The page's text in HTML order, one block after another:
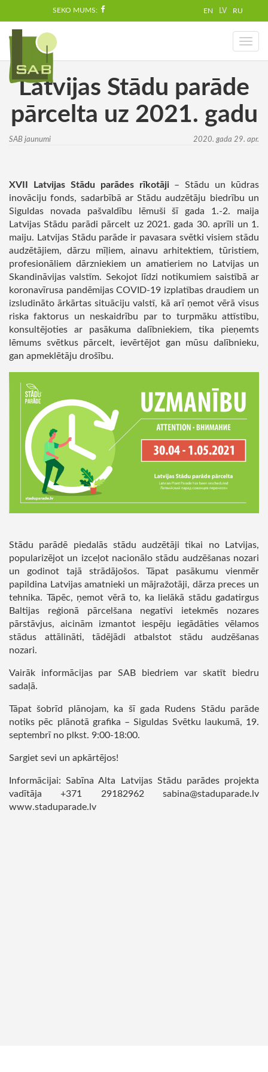
SEKO MUMS: EN LV RU
Toggle
Latvijas Stādu parāde
pārcelta uz 2021. gadu
SAB jaunumi 2020. gada 29. apr.
XVII Latvijas Stādu parādes rīkotāji– Stādu un kūdras
inovāciju fonds, sadarbībā ar Stādu audzētāju biedrību un
Siguldas novada pašvaldību lēmuši šī gada 1.-2. maija
Latvijas Stādu parādi pārcelt uz 2021. gada 30. aprīli un 1.
maiju. Latvijas Stādu parāde ir pavasara svētki visiem stādu
audzētājiem, dārzu mīļiem, ainavu arhitektiem, tūristiem,
profesionāliem dārzniekiem un amatieriem no Latvijas un
Skandināvijas valstīm. Sekojot līdzi notikumiem saistībā ar
koronavīrusa pandēmijas COVID-19 izplatības draudiem un
izsludināto ārkārtas situāciju valstī, kā arī ņemot vērā visus
riska faktorus un neskaidrību par to turpmāku attīstību,
konsultējoties ar pasākuma dalībniekiem, tika pieņemts
lēmums svētkus pārcelt, ievērtējot gan mūsu dalībnieku,
gan apmeklētāju drošību.
Stādu parādē piedalās stādu audzētāji tikai no Latvijas,
popularizējot un izceļot nacionālo stādu audzēšanas nozari
un godinot tajā strādājošos. Tāpat pasākumu vienmēr
papildina Latvijas amatnieki un mājražotāji, dārza preces un
tehnika. Tāpēc, ņemot vērā to, ka lielākā stādu gadatirgus
Baltijas reģionā pārcelšana negatīvi ietekmēs nozares
pārstāvjus, aicinām izmantot iespēju iegādāties vēlamos
stādus attālināti, tādējādi atbalstot stādu audzēšanas
nozari.
Vairāk informācijas par SAB biedriem var skatīt biedru
sadaļā.
Tāpat šobrīd plānojam, ka šī gada Rudens Stādu parāde
notiks pēc plānotā grafika – Siguldas Svētku laukumā, 19.
septembrī no plkst. 9:00-18:00.
Sargiet sevi un apkārtējos!
Informācijai: Sabīna Alta Latvijas Stādu parādes projekta
vadītāja +371 29182962 sabina@staduparade.lv
www.staduparade.lv